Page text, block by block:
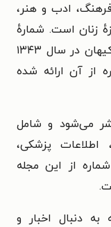
ادب و هنر،
زنان است. شمارهٔ
نخست این مجله را مؤسسهٔ انتشاراتی کیهان در سال ۱۳۴۳
تا به امروز ۲۷۷۳ شماره از آن ارائه‌ شده
می‌شود و شامل
پزشکی،
از این مجله
به دنبال اخبار و